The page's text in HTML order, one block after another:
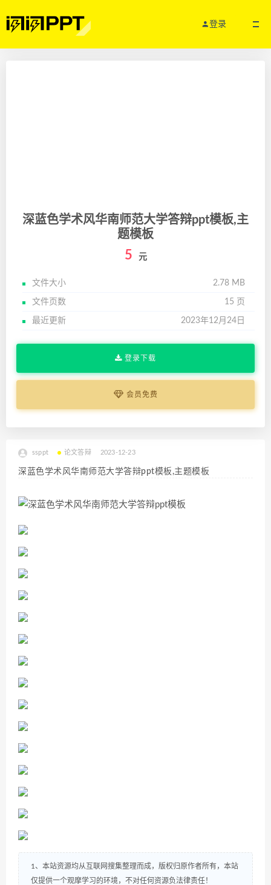
登录
深蓝色学术风华南师范大学答辩ppt模板,主
题模板
5 元
文件大小 2.78 MB
文件页数 15 页
最近更新 2023年12月24日
登录下载
会员免费
ssppt 论文答辩 2023-12-23
深蓝色学术风华南师范大学答辩ppt模板,主题模板
1、本站资源均从互联网搜集整理而成，版权归原作者所有，本站
仅提供一个观摩学习的环境，不对任何资源负法律责任！